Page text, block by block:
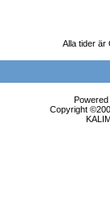
Alla tider är
Copyright